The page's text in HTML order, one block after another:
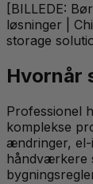
[BILLEDE:
løsninger |
storage
Hvornår
Professionel
komplekse
ændringer, el-
håndværkere